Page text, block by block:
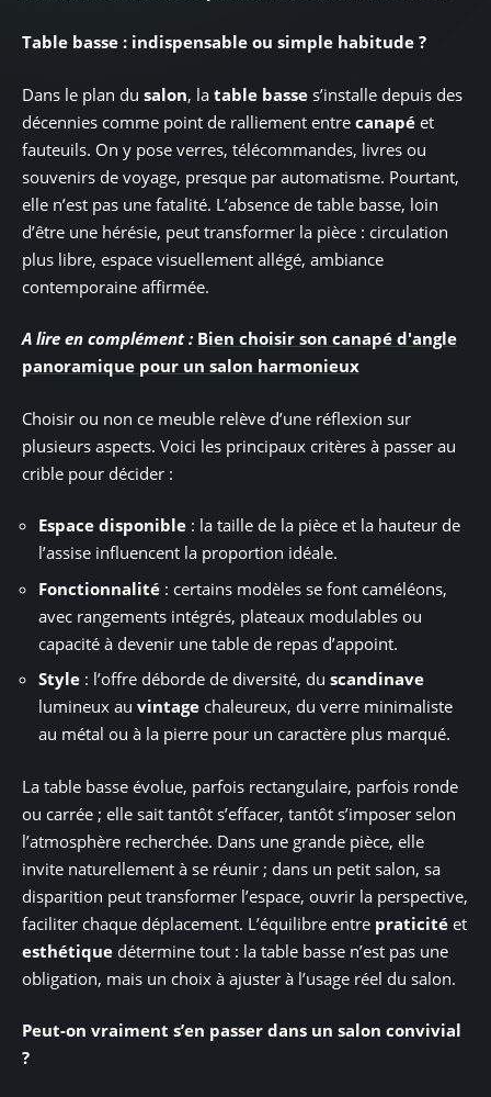
Table basse : indispensable ou simple habitude ?
Dans le plan du salon, la table basse s’installe depuis des
décennies comme point de ralliement entre canapé et
fauteuils. On y pose verres, télécommandes, livres ou
souvenirs de voyage, presque par automatisme. Pourtant,
elle n’est pas une fatalité. L’absence de table basse, loin
d’être une hérésie, peut transformer la pièce : circulation
plus libre, espace visuellement allégé, ambiance
contemporaine affirmée.
A lire en complément : Bien choisir son canapé d'angle
panoramique pour un salon harmonieux
Choisir ou non ce meuble relève d’une réflexion sur
plusieurs aspects. Voici les principaux critères à passer au
crible pour décider :
Espace disponible : la taille de la pièce et la hauteur de
l’assise influencent la proportion idéale.
Fonctionnalité : certains modèles se font caméléons,
avec rangements intégrés, plateaux modulables ou
capacité à devenir une table de repas d’appoint.
Style : l’offre déborde de diversité, du scandinave
lumineux au vintage chaleureux, du verre minimaliste
au métal ou à la pierre pour un caractère plus marqué.
La table basse évolue, parfois rectangulaire, parfois ronde
ou carrée ; elle sait tantôt s’effacer, tantôt s’imposer selon
l’atmosphère recherchée. Dans une grande pièce, elle
invite naturellement à se réunir ; dans un petit salon, sa
disparition peut transformer l’espace, ouvrir la perspective,
faciliter chaque déplacement. L’équilibre entre praticité et
esthétique détermine tout : la table basse n’est pas une
obligation, mais un choix à ajuster à l’usage réel du salon.
Peut-on vraiment s’en passer dans un salon convivial
?